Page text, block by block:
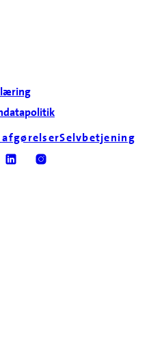
Selvbetjening